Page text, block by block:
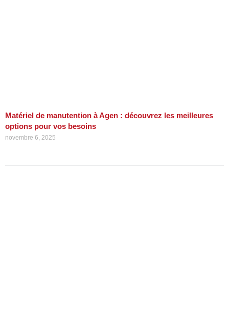
Matériel de manutention à Agen : découvrez les meilleures
options pour vos besoins
novembre 6, 2025